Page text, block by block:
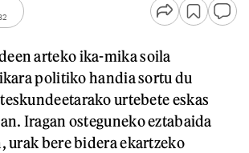
arteko ika-mika soila
politiko handia sortu du
urtebete eskas
Iragan osteguneko eztabaida
urak bere bidera ekartzeko